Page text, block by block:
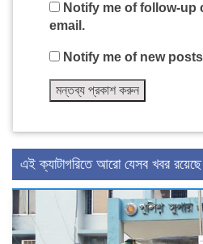
Notify me of follow-up
email.
Notify me of new
এই ক্যাটাগরিতে আরো যেসব খবর রয়েছে